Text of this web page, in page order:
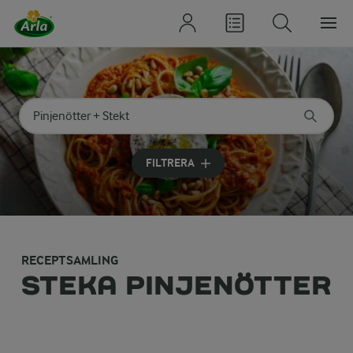
Sök på kategori eller ingrediens
Skriv in sökord för att få förslag
FILTRERA
RECEPTSAMLING
STEKA PINJENÖTTER